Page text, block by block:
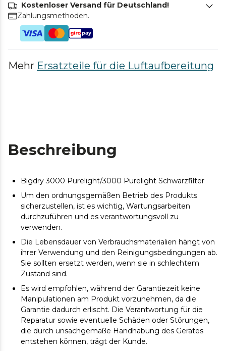
Kostenloser Versand für Deutschland!
Zahlungsmethoden.
Mehr Ersatzteile für die Luftaufbereitung
Beschreibung
Bigdry 3000 Purelight/3000 Purelight Schwarzfilter
Um den ordnungsgemäßen Betrieb des Produkts
sicherzustellen, ist es wichtig, Wartungsarbeiten
durchzuführen und es verantwortungsvoll zu
verwenden.
Die Lebensdauer von Verbrauchsmaterialien hängt von
ihrer Verwendung und den Reinigungsbedingungen ab.
Sie sollten ersetzt werden, wenn sie in schlechtem
Zustand sind.
Es wird empfohlen, während der Garantiezeit keine
Manipulationen am Produkt vorzunehmen, da die
Garantie dadurch erlischt. Die Verantwortung für die
Reparatur sowie eventuelle Schäden oder Störungen,
die durch unsachgemäße Handhabung des Gerätes
entstehen können, trägt der Kunde.